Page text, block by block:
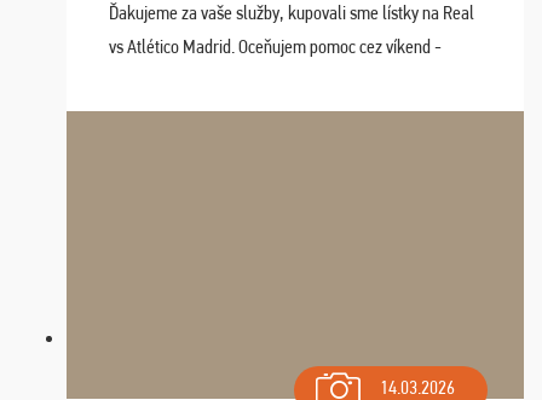
Ďakujeme za vaše služby, kupovali sme lístky na Real
vs Atlético Madrid. Oceňujem pomoc cez víkend -
spokojnosti. Sedenie bolo dobré, štadión Barnabéu ...
14.03.2026